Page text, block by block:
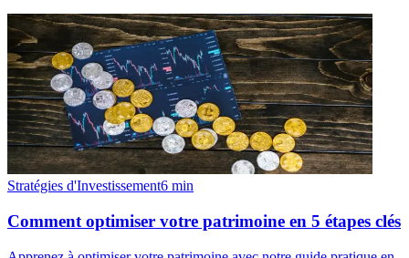
Stratégies d'Investissement6 min
Comment optimiser votre patrimoine en 5 étapes clés